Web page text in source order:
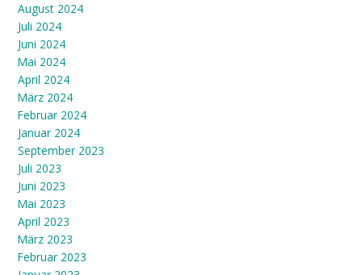
August 2024
Juli 2024
Juni 2024
Mai 2024
April 2024
März 2024
Februar 2024
Januar 2024
September 2023
Juli 2023
Juni 2023
Mai 2023
April 2023
März 2023
Februar 2023